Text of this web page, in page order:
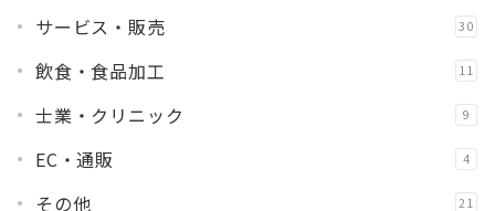
サービス・販売 30
飲食・食品加工 11
士業・クリニック 9
EC・通販 4
その他 21